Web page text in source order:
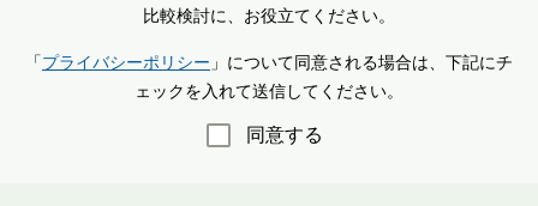
比較検討に、お役立てください。
「プライバシーポリシー 」について同意される場合は、下記にチ
ェックを入れて送信してください。
同意する